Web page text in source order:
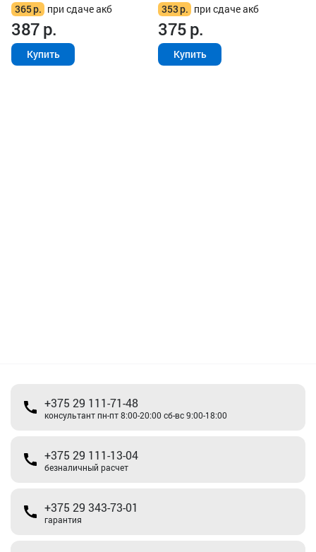
365р. при сдаче акб
387р.
Купить
353р. при сдаче акб
375р.
Купить
+375 29 111-71-48
консультант пн-пт 8:00-20:00 сб-вс 9:00-18:00
+375 29 111-13-04
безналичный расчет
+375 29 343-73-01
гарантия